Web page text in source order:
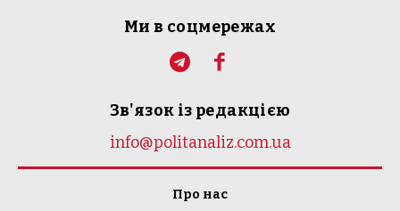
Ми в соцмережах
Зв'язок із редакцією
info@politanaliz.com.ua
Про нас